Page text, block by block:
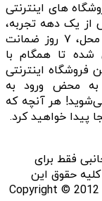
های اینترنتی
از یک دهه تجربه،
با پایبندی به سه اصل کلیدی، پرداخت در محل، ۷ روز ضمانت
شده تا همگام با
فروشگاه اینترنتی
به محض ورود به
هر آنچه که
پیدا خواهید کرد.
فقط برای
حقوق این